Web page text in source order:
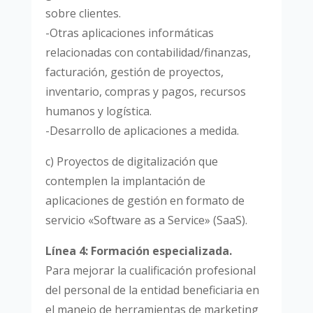
sobre clientes.
-Otras aplicaciones informáticas
relacionadas con contabilidad/finanzas,
facturación, gestión de proyectos,
inventario, compras y pagos, recursos
humanos y logística.
-Desarrollo de aplicaciones a medida.
c) Proyectos de digitalización que
contemplen la implantación de
aplicaciones de gestión en formato de
servicio «Software as a Service» (SaaS).
Línea 4: Formación especializada.
Para mejorar la cualificación profesional
del personal de la entidad beneficiaria en
el manejo de herramientas de marketing